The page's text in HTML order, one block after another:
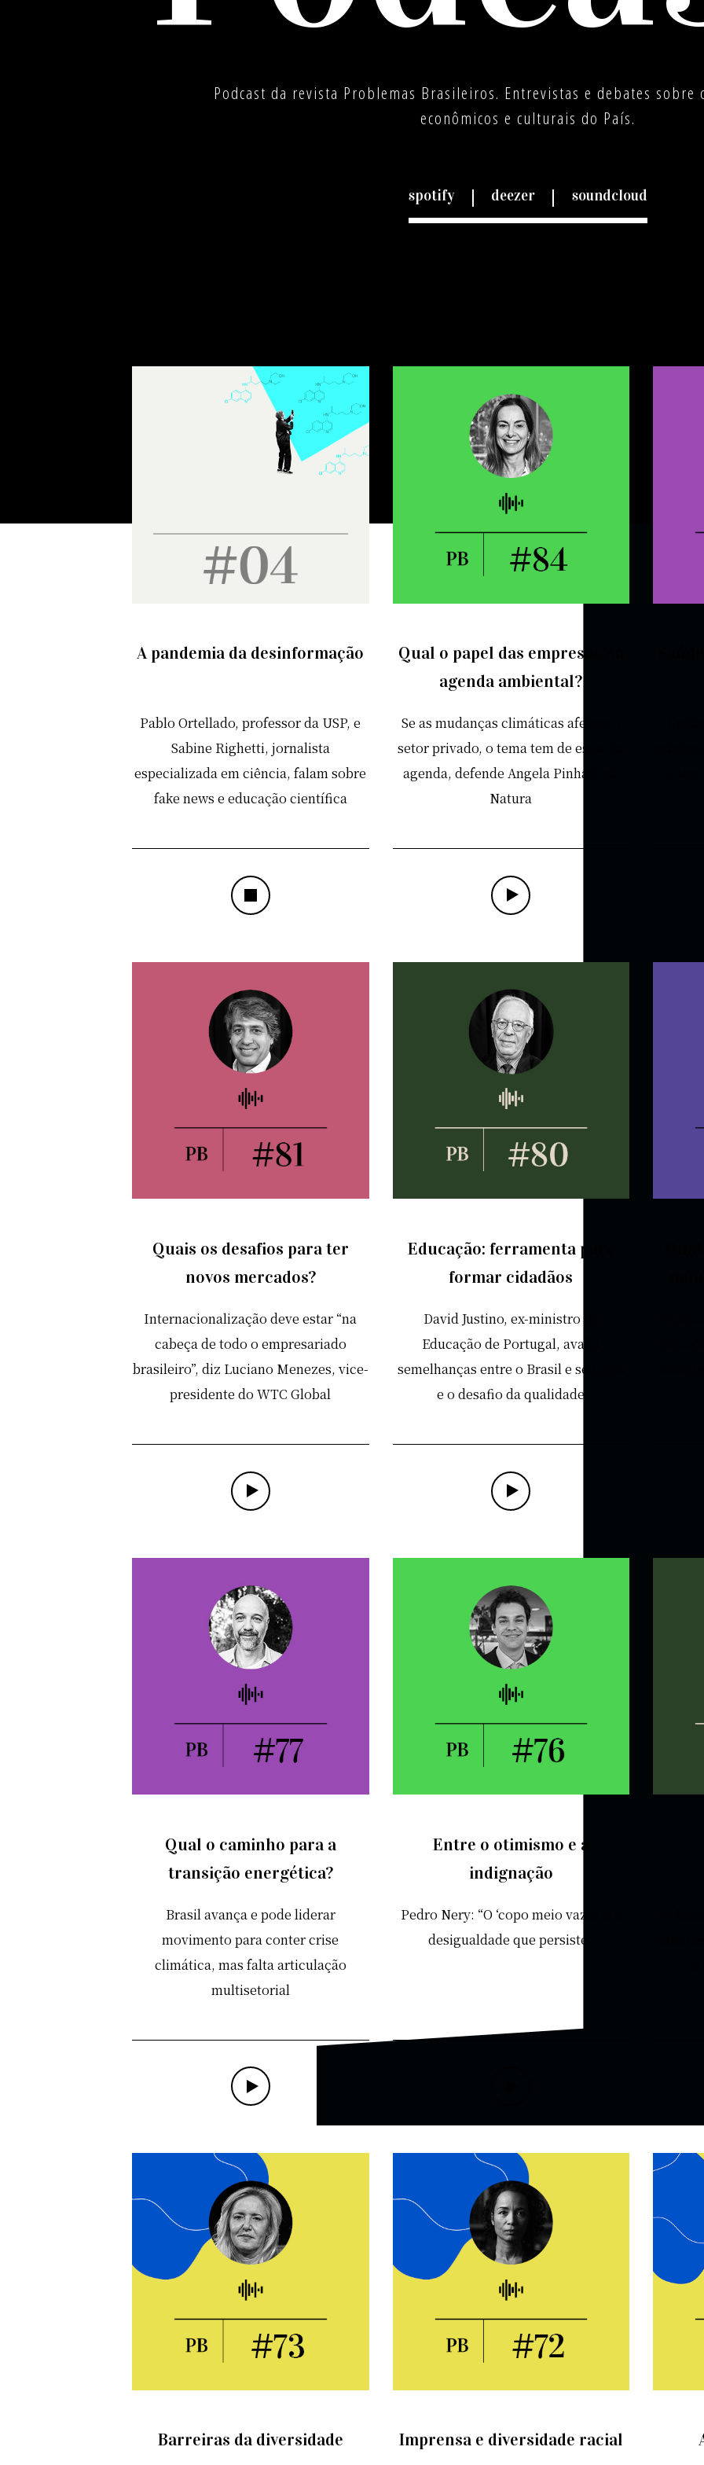
Podcast da revista Problemas Brasileiros. Entrevistas e debates
econômicos e culturais do País.
spotify deezer soundcloud
A pandemia da desinformação
Pablo Ortellado, professor da USP, e
Sabine Righetti, jornalista
especializada em ciência, falam sobre
fake news e educação científica
Qual o papel das empresas na
agenda ambiental?
Se as mudanças climáticas afetam o
setor privado, o tema tem de estar na
agenda, defende Angela Pinhati, da
Natura
Quais os desafios para ter
novos mercados?
Internacionalização deve estar “na
cabeça de todo o empresariado
brasileiro”, diz Luciano Menezes, vice-
presidente do WTC Global
Educação: ferramenta para
formar cidadãos
David Justino, ex-ministro da
Educação de Portugal, avalia
semelhanças entre o Brasil e seu país
e o desafio da qualidade
Qual o caminho para a
transição energética?
Brasil avança e pode liderar
movimento para conter crise
climática, mas falta articulação
multisetorial
Entre o otimismo e a
indignação
Pedro Nery: “O ‘copo meio vazio’ é a
desigualdade que persiste”
Barreiras da diversidade Imprensa e diversidade racial